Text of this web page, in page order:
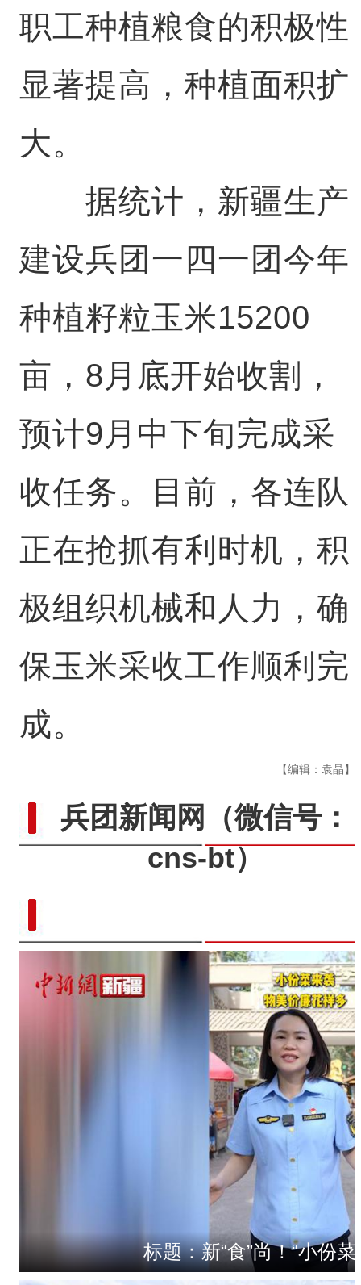
职工种植粮食的积极性
显著提高，种植面积扩
大。
据统计，新疆生产
建设兵团一四一团今年
种植籽粒玉米15200
亩，8月底开始收割，
预计9月中下旬完成采
收任务。目前，各连队
正在抢抓有利时机，积
极组织机械和人力，确
保玉米采收工作顺利完
成。
【编辑：袁晶】
兵团新闻网
（微信号：
cns-bt）
标题：新“食”尚！“小份